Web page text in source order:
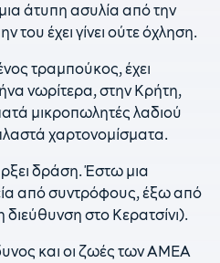
άτυπη ασυλία από την
του έχει γίνει ούτε όχληση.
τραμπούκος, έχει
νωρίτερα, στην Κρήτη,
μικροπωλητές λαδιού
χαρτονομίσματα.
δράση. Έστω μια
από συντρόφους, έξω από
διεύθυνση στο Κερατσίνι).
και οι ζωές των ΑΜΕΑ